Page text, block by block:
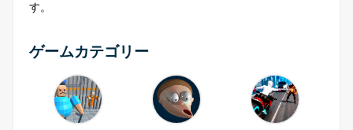
す。
ゲームカテゴリー